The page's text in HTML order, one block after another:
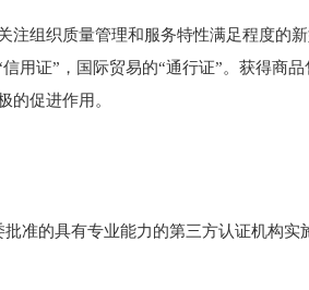
注组织质量管理和服务特性满足程度的
用证”，国际贸易的“通行证”。获得
的促进作用。
准的具有专业能力的第三方认证机构